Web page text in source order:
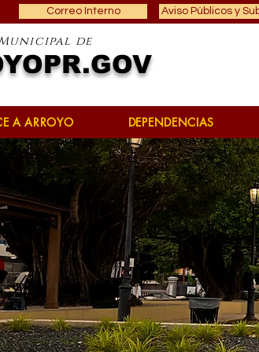
Correo Interno Aviso Públicos y
de
A ARROYO DEPENDENCIAS